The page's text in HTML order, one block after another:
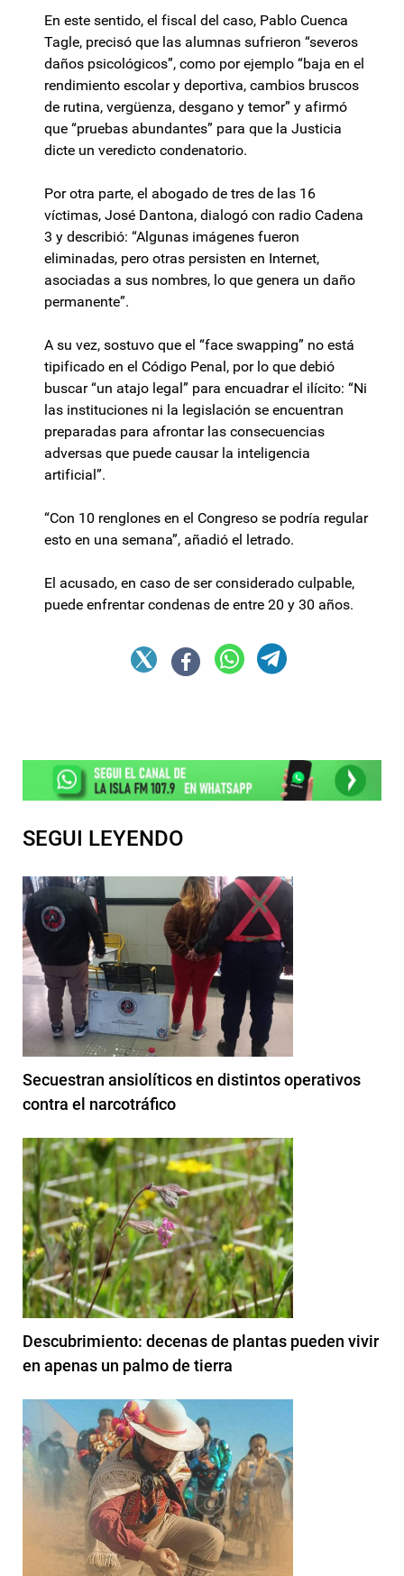
En este sentido, el fiscal del caso, Pablo Cuenca
Tagle, precisó que las alumnas sufrieron “severos
daños psicológicos”, como por ejemplo “baja en el
rendimiento escolar y deportiva, cambios bruscos
de rutina, vergüenza, desgano y temor” y afirmó
que “pruebas abundantes” para que la Justicia
dicte un veredicto condenatorio.
Por otra parte, el abogado de tres de las 16
víctimas, José Dantona, dialogó con radio Cadena
3 y describió: “Algunas imágenes fueron
eliminadas, pero otras persisten en Internet,
asociadas a sus nombres, lo que genera un daño
permanente”.
A su vez, sostuvo que el “face swapping” no está
tipificado en el Código Penal, por lo que debió
buscar “un atajo legal” para encuadrar el ilícito: “Ni
las instituciones ni la legislación se encuentran
preparadas para afrontar las consecuencias
adversas que puede causar la inteligencia
artificial”.
“Con 10 renglones en el Congreso se podría regular
esto en una semana”, añadió el letrado.
El acusado, en caso de ser considerado culpable,
puede enfrentar condenas de entre 20 y 30 años.
SEGUI LEYENDO
Secuestran ansiolíticos en distintos operativos
contra el narcotráfico
Descubrimiento: decenas de plantas pueden vivir
en apenas un palmo de tierra